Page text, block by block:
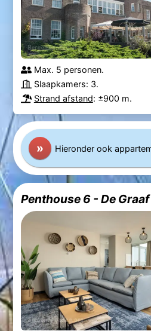
Max. 5 personen.
Slaapkamers: 3.
Strand afstand: ±900 m.
» Hieronder ook
Penthouse 6 - De